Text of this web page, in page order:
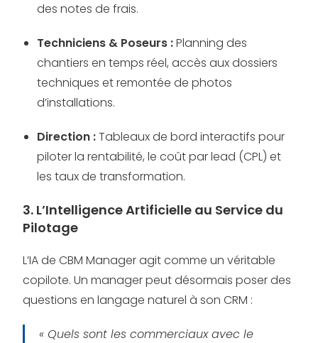
des notes de frais.
Techniciens & Poseurs :Planning des
chantiers en temps réel, accès aux dossiers
techniques et remontée de photos
d’installations.
Direction :Tableaux de bord interactifs pour
piloter la rentabilité, le coût par lead (CPL) et
les taux de transformation.
3. L’Intelligence Artificielle au Service du
Pilotage
L’IA de CBM Manager agit comme un véritable
copilote. Un manager peut désormais poser des
questions en langage naturel à son CRM :
« Quels sont les commerciaux avec le